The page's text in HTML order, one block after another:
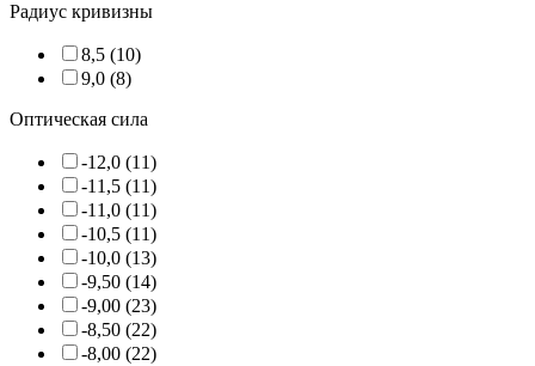
Радиус кривизны
8,5 (10)
9,0 (8)
Оптическая сила
-12,0 (11)
-11,5 (11)
-11,0 (11)
-10,5 (11)
-10,0 (13)
-9,50 (14)
-9,00 (23)
-8,50 (22)
-8,00 (22)